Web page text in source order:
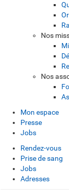
Nos
Nos
Mon espace
Presse
Jobs
Rendez-vous
Prise de sang
Jobs
Adresses